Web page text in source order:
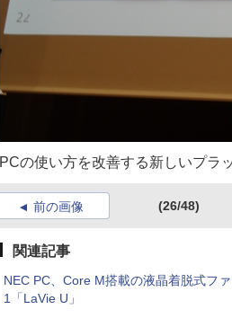
PCの使い方を改善する新しいプラ
前の画像 (26/48)
関連記事
NEC PC、Core M搭載の液晶着脱式フ
1「LaVie U」